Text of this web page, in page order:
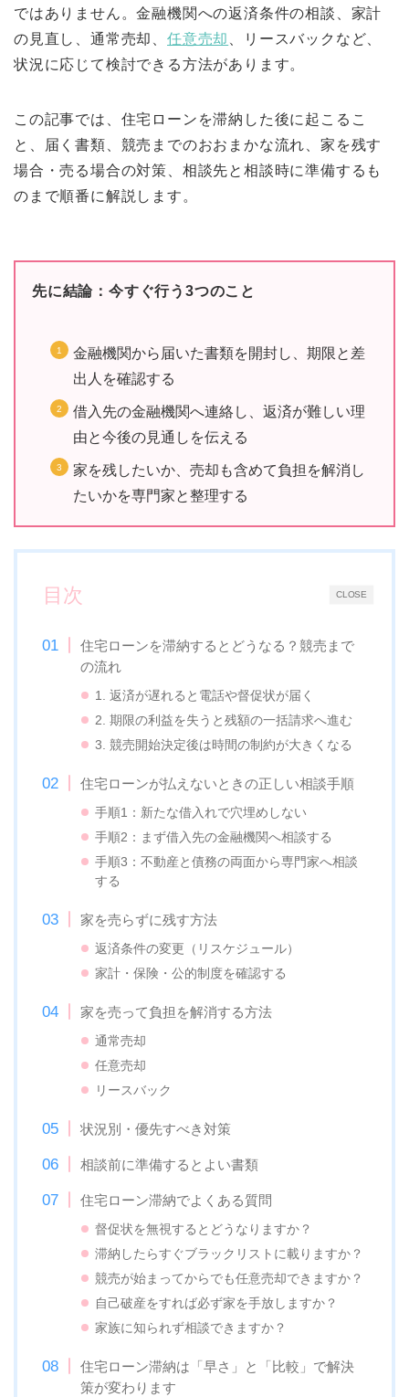
ではありません。金融機関への返済条件の相談、家計
の見直し、通常売却、 任意売却
、リースバックなど、
状況に応じて検討できる方法があります。
この記事では、住宅ローンを滞納した後に起こるこ
と、届く書類、競売までのおおまかな流れ、家を残す
場合・売る場合の対策、相談先と相談時に準備するも
のまで順番に解説します。
先に結論：今すぐ行う3つのこと
金融機関から届いた書類を開封し、期限と差
出人を確認する
借入先の金融機関へ連絡し、返済が難しい理
由と今後の見通しを伝える
家を残したいか、売却も含めて負担を解消し
たいかを専門家と整理する
CLOSE
目次
住宅ローンを滞納するとどうなる？競売まで
の流れ
1. 返済が遅れると電話や督促状が届く
2. 期限の利益を失うと残額の一括請求へ進む
3. 競売開始決定後は時間の制約が大きくなる
住宅ローンが払えないときの正しい相談手順
手順1：新たな借入れで穴埋めしない
手順2：まず借入先の金融機関へ相談する
手順3：不動産と債務の両面から専門家へ相談
する
家を売らずに残す方法
返済条件の変更（リスケジュール）
家計・保険・公的制度を確認する
家を売って負担を解消する方法
通常売却
任意売却
リースバック
状況別・優先すべき対策
相談前に準備するとよい書類
住宅ローン滞納でよくある質問
督促状を無視するとどうなりますか？
滞納したらすぐブラックリストに載りますか？
競売が始まってからでも任意売却できますか？
自己破産をすれば必ず家を手放しますか？
家族に知られず相談できますか？
住宅ローン滞納は「早さ」と「比較」で解決
策が変わります